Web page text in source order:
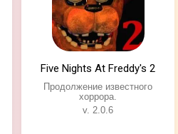
Five Nights At Freddy's 2
Продолжение известного
хоррора.
v. 2.0.6